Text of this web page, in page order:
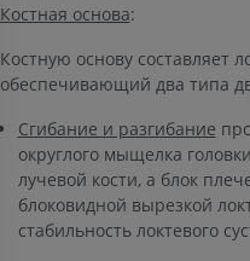
Костная основа:
Костную основу составляет
обеспечивающий два типа
Сгибание и разгибание
округлого мыщелка
лучевой кости, а блок
блоковидной вырезкой
стабильность локтевого